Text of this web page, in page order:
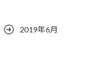
2019年6月